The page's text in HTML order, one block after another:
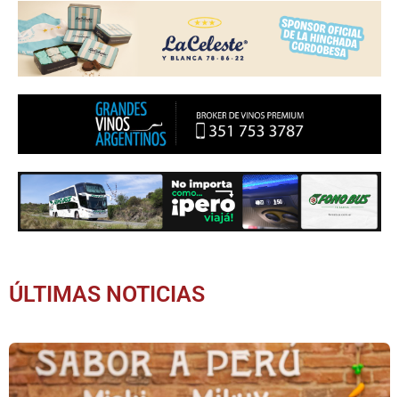
ÚLTIMAS NOTICIAS